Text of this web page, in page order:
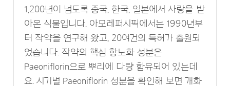
1,200년이 넘도록 중국, 한국, 일본에서 사랑을 받
아온 식물입니다. 아모레퍼시픽에서는 1990년부
터 작약을 연구해 왔고, 20여건의 특허가 출원되
었습니다. 작약의 핵심 항노화 성분은
Paeoniflorin으로 뿌리에 다량 함유되어 있는데
요. 시기별 Paeoniflorin 성분을 확인해 보면 개화